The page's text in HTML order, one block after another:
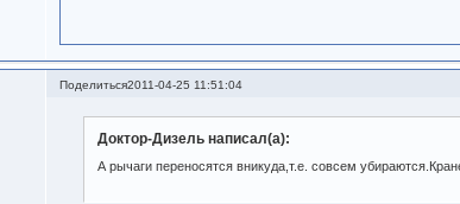
Поделиться2011-04-25 11:51:04
Доктор-Дизель написал(а):
А рычаги переносятся вникуда,т.е. совсем